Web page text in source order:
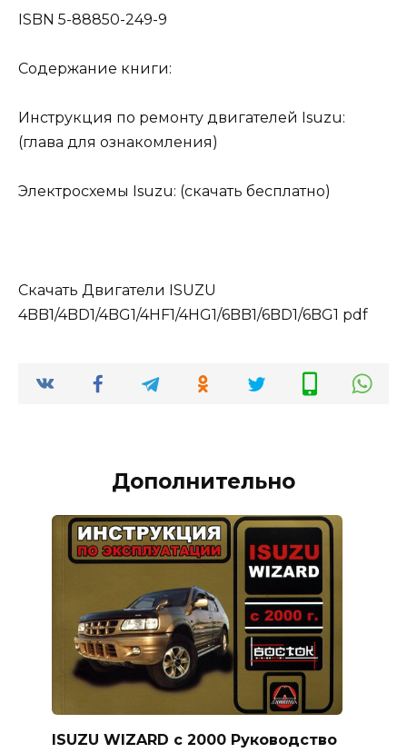
ISBN 5-88850-249-9
Содержание книги:
Инструкция по ремонту двигателей Isuzu:
(глава для ознакомления)
Электросхемы Isuzu: (скачать бесплатно)
Скачать Двигатели ISUZU
4BB1/4BD1/4BG1/4HF1/4HG1/6BB1/6BD1/6BG1 pdf
Дополнительно
ISUZU WIZARD с 2000 Руководство